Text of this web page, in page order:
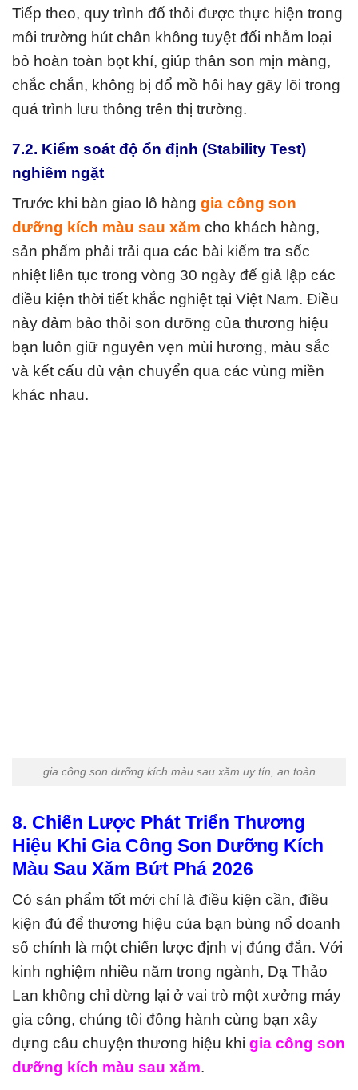
Tiếp theo, quy trình đổ thỏi được thực hiện trong
môi trường hút chân không tuyệt đối nhằm loại
bỏ hoàn toàn bọt khí, giúp thân son mịn màng,
chắc chắn, không bị đổ mồ hôi hay gãy lõi trong
quá trình lưu thông trên thị trường.
7.2. Kiểm soát độ ổn định (Stability Test)
nghiêm ngặt
Trước khi bàn giao lô hàng gia công son
dưỡng kích màu sau xăm cho khách hàng,
sản phẩm phải trải qua các bài kiểm tra sốc
nhiệt liên tục trong vòng 30 ngày để giả lập các
điều kiện thời tiết khắc nghiệt tại Việt Nam. Điều
này đảm bảo thỏi son dưỡng của thương hiệu
bạn luôn giữ nguyên vẹn mùi hương, màu sắc
và kết cấu dù vận chuyển qua các vùng miền
khác nhau.
gia công son dưỡng kích màu sau xăm uy tín, an toàn
8. Chiến Lược Phát Triển Thương
Hiệu Khi Gia Công Son Dưỡng Kích
Màu Sau Xăm Bứt Phá 2026
Có sản phẩm tốt mới chỉ là điều kiện cần, điều
kiện đủ để thương hiệu của bạn bùng nổ doanh
số chính là một chiến lược định vị đúng đắn. Với
kinh nghiệm nhiều năm trong ngành, Dạ Thảo
Lan không chỉ dừng lại ở vai trò một xưởng máy
gia công, chúng tôi đồng hành cùng bạn xây
dựng câu chuyện thương hiệu khi gia công son
dưỡng kích màu sau xăm.